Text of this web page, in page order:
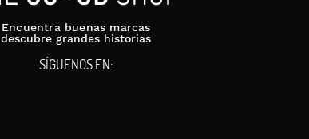
Encuentra buenas marcas
descubre grandes historias
SÍGUENOS EN: